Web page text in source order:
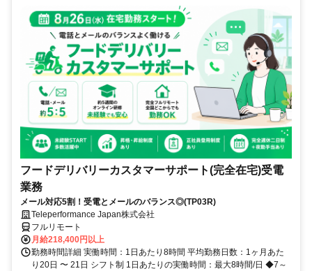
フードデリバリーカスタマーサポート(完全在宅)受電
業務
メール対応5割！受電とメールのバランス◎(TP03R)
Teleperformance Japan株式会社
フルリモート
月給218,400円以上
勤務時間詳細 実働時間：1日あたり8時間 平均勤務日数：1ヶ月あた
り20日 〜 21日 シフト制 1日あたりの実働時間：最大8時間/日 ◆7～